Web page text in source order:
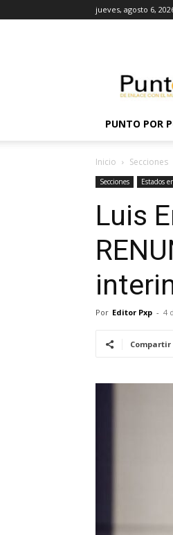
jueves, agosto 6,
PUNTO POR
Inicio Secciones
Secciones Estados
Luis
Por Editor Pxp - 4
Compartir